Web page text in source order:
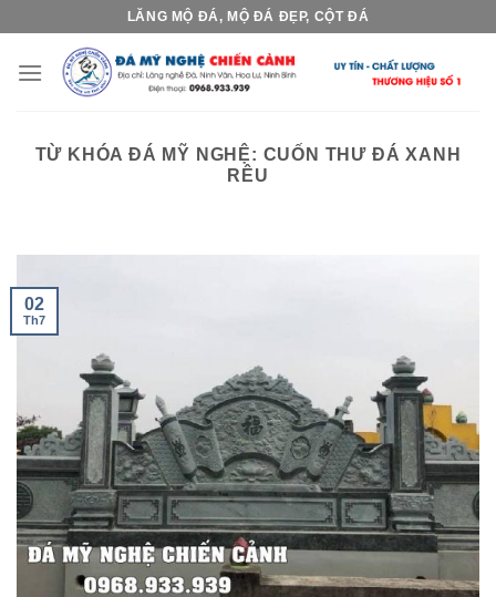
content
LĂNG MỘ ĐÁ, MỘ ĐÁ ĐẸP, CỘT ĐÁ
TỪ KHÓA ĐÁ MỸ NGHỆ: CUỐN THƯ ĐÁ XANH
RÊU
02
Th7